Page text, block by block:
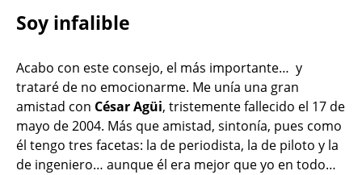
Soy infalible
Acabo con este consejo, el más importante… y
trataré de no emocionarme. Me unía una gran
amistad con César Agüi, tristemente fallecido el 17 de
mayo de 2004. Más que amistad, sintonía, pues como
él tengo tres facetas: la de periodista, la de piloto y la
de ingeniero… aunque él era mejor que yo en todo…